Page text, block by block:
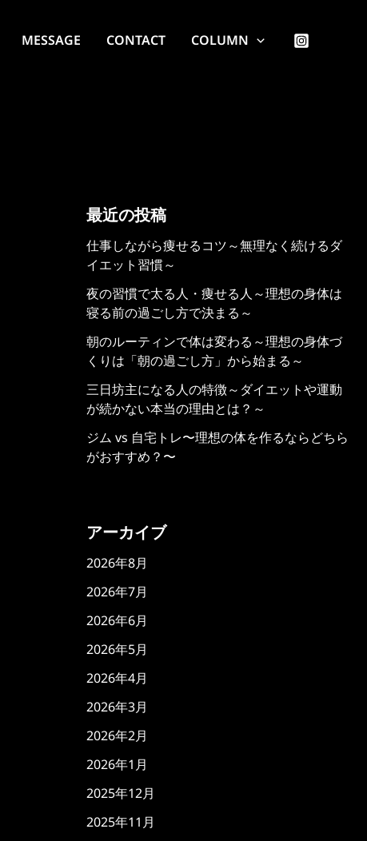
MESSAGE CONTACT COLUMN
最近の投稿
仕事しながら痩せるコツ～無理なく続けるダ
イエット習慣～
夜の習慣で太る人・痩せる人～理想の身体は
寝る前の過ごし方で決まる～
朝のルーティンで体は変わる～理想の身体づ
くりは「朝の過ごし方」から始まる～
三日坊主になる人の特徴～ダイエットや運動
が続かない本当の理由とは？～
ジム vs 自宅トレ〜理想の体を作るならどちら
がおすすめ？〜
アーカイブ
2026年8月
2026年7月
2026年6月
2026年5月
2026年4月
2026年3月
2026年2月
2026年1月
2025年12月
2025年11月